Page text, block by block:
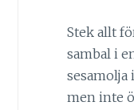
Stek allt
sambal i
sesamolja
men inte